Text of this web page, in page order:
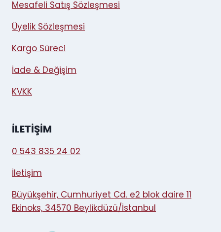
Mesafeli Satış Sözleşmesi
Üyelik Sözleşmesi
Kargo Süreci
İade & Değişim
KVKK
İLETIŞIM
0 543 835 24 02
İletişim
Büyükşehir, Cumhuriyet Cd. e2 blok daire 11
Ekinoks, 34570 Beylikdüzü/İstanbul